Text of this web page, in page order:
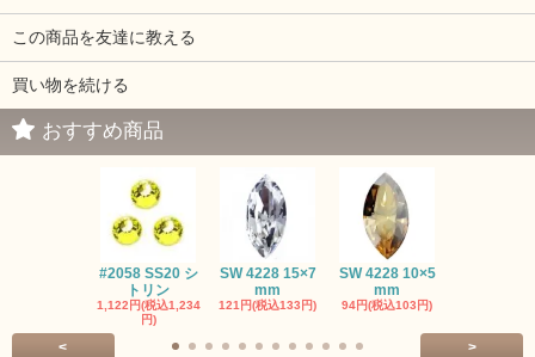
この商品を友達に教える
買い物を続ける
おすすめ商品
#2058 SS20 シ
トリン
1,122円(税込1,234
円)
SW 4228 15×7
mm
121円(税込133円)
SW 4228 10×5
mm
94円(税込103円)
< >